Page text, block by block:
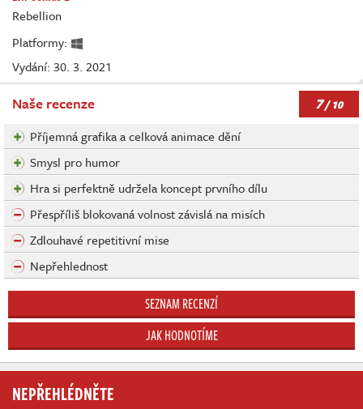
Rebellion
Platformy:
Vydání: 30. 3. 2021
Naše recenze 7/ 10
Příjemná grafika a celková animace dění
Smysl pro humor
Hra si perfektně udržela koncept prvního dílu
Přespříliš blokovaná volnost závislá na misích
Zdlouhavé repetitivní mise
Nepřehlednost
SEZNAM RECENZÍ
JAK HODNOTÍME
NEPŘEHLÉDNĚTE